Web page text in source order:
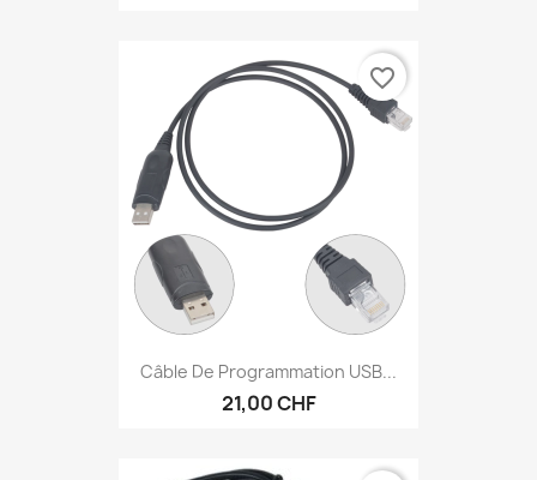
Câble De Programmation USB...
21,00 CHF
favorite_border